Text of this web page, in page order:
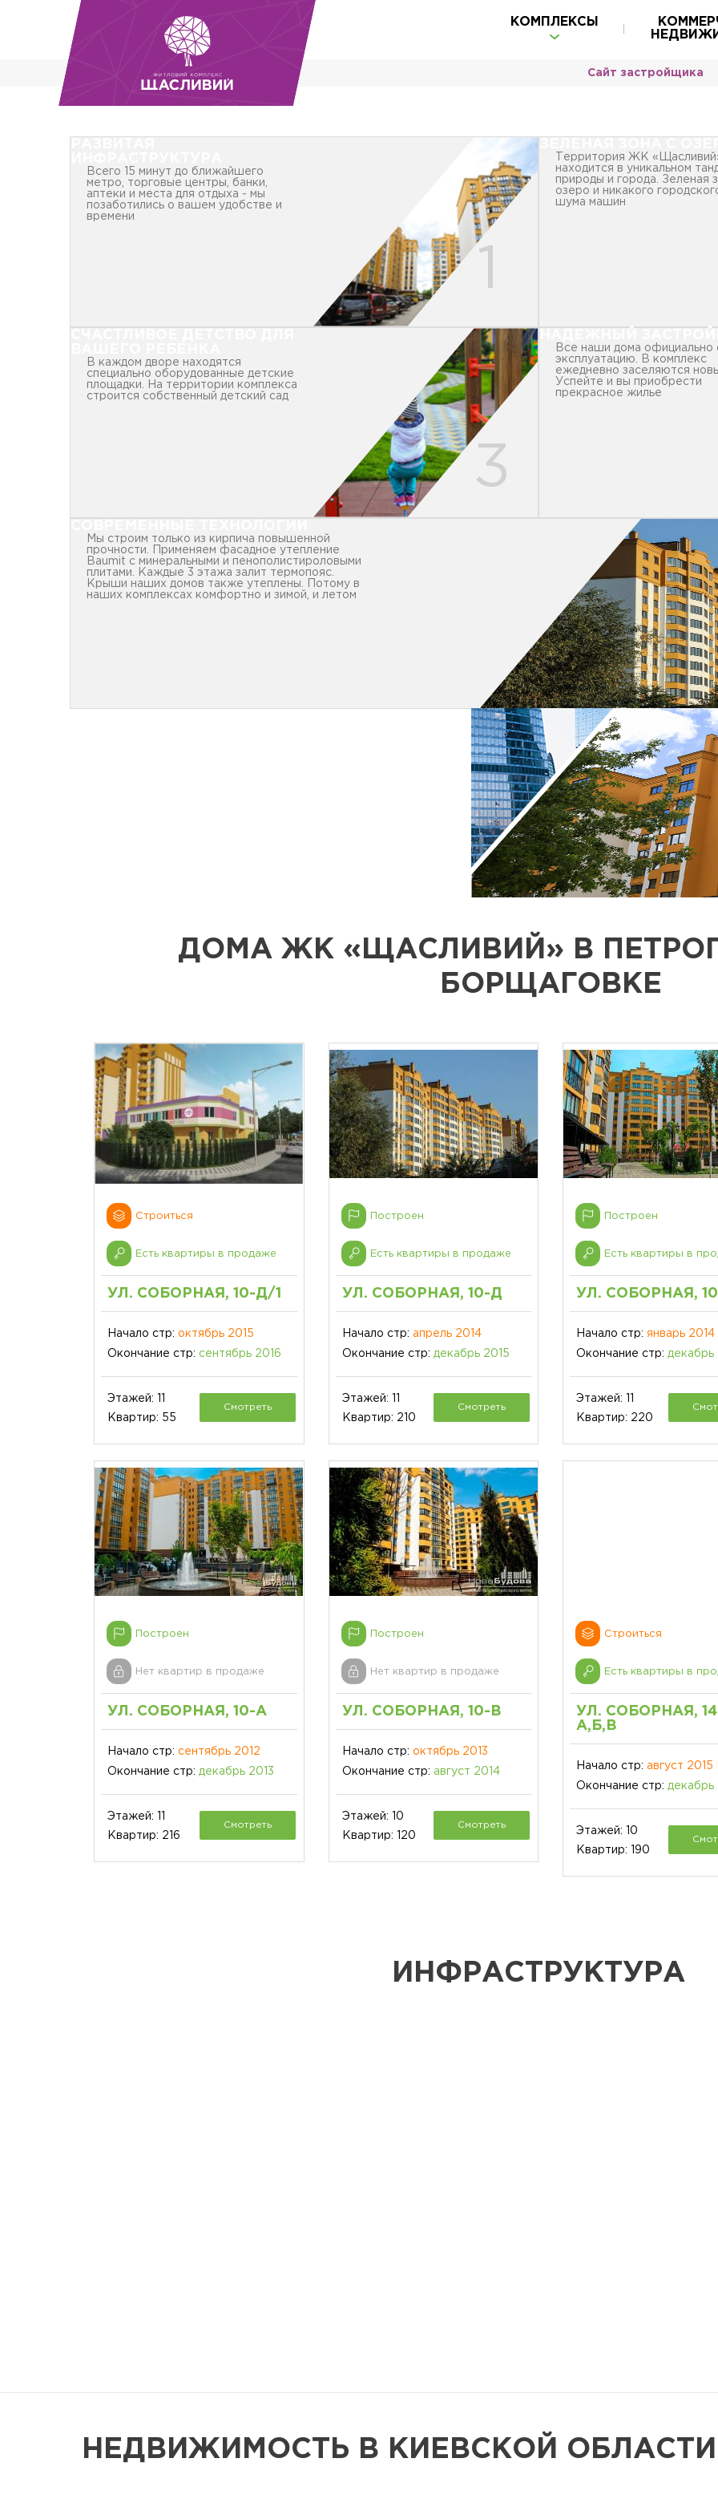
КОМПЛЕКСЫ
Сайт застройщика
НЕДВИЖИМОСТЬ В КИЕВСКОЙ ОБЛАСТИ
Всего 15 минут до ближайшего
метро, торговые центры, банки,
аптеки и места для отдыха - мы
позаботились о вашем удобстве и
времени
Территория ЖК
находится в уникальном
природы и города. Зеленая
озеро и никакого
шума машин
В каждом дворе находятся
специально оборудованные детские
площадки. На территории комплекса
строится собственный детский сад
Все наши дома официально
эксплуатацию. В комплекс
ежедневно заселяются
Успейте и вы приобрести
прекрасное жилье
Мы строим только из кирпича повышенной
прочности. Применяем фасадное утепление
Baumit с минеральными и пенополистироловыми
плитами. Каждые 3 этажа залит термопояс.
Крыши наших домов также утеплены. Потому в
наших комплексах комфортно и зимой, и летом
ДОМА ЖК «ЩАСЛИВИЙ» В
БОРЩАГОВКЕ
Строиться
Есть квартиры в продаже
УЛ. СОБОРНАЯ, 10-Д/1
Начало стр: октябрь 2015
Окончание стр: сентябрь 2016
Этажей: 11
Квартир: 55
Смотреть
Построен
Есть квартиры в продаже
УЛ. СОБОРНАЯ, 10-Д
Начало стр: апрель 2014
Окончание стр: декабрь 2015
Этажей: 11
Квартир: 210
Смотреть
Построен
Есть квартиры в
УЛ. СОБОРНАЯ,
Начало стр: январь 2014
Окончание стр: декабрь
Этажей: 11
Квартир: 220
Построен
Нет квартир в продаже
УЛ. СОБОРНАЯ, 10-А
Начало стр: сентябрь 2012
Окончание стр: декабрь 2013
Этажей: 11
Квартир: 216
Смотреть
Построен
Нет квартир в продаже
УЛ. СОБОРНАЯ, 10-В
Начало стр: октябрь 2013
Окончание стр: август 2014
Этажей: 10
Квартир: 120
Смотреть
Строиться
Есть квартиры в
УЛ. СОБОРНАЯ,
А,Б,В
Начало стр: август 2015
Окончание стр: декабрь
Этажей: 10
Квартир: 190
ИНФРАСТРУКТУРА